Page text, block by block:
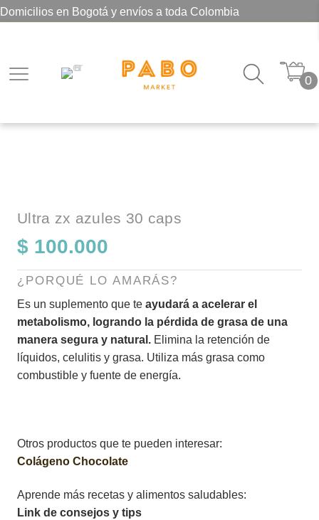
Domicilios en Bogotá y envíos a toda Colombia
0
Ultra zx azules 30 caps
$ 100.000
¿PORQUÉ LO AMARÁS?
Es un suplemento que te ayudará a acelerar el
metabolismo, logrando la pérdida de grasa de una
manera segura y natural. Elimina la retención de
líquidos, celulitis y grasa. Utiliza más grasa como
combustible y fuente de energía.
Otros productos que te pueden interesar:
Colágeno Chocolate
Aprende más recetas y alimentos saludables:
Link de consejos y tips